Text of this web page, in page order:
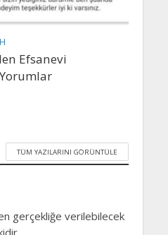
Efsanevi
TÜM YAZILARINI GÖRÜNTÜLE
gerçekliğe verilebilecek